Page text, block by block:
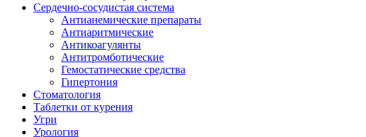
Сердечно-сосудистая система
Антианемические препараты
Антиаритмические
Антикоагулянты
Антитромботические
Гемостатические средства
Гипертония
Стоматология
Таблетки от курения
Угри
Урология